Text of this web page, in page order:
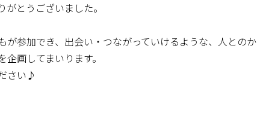
とうございました。
が参加でき、出会い・つながっていけるような、人とのか
画してまいります。
さい♪